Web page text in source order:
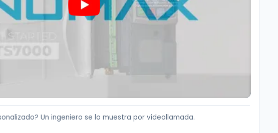
Un ingeniero se lo muestra por videollamada.